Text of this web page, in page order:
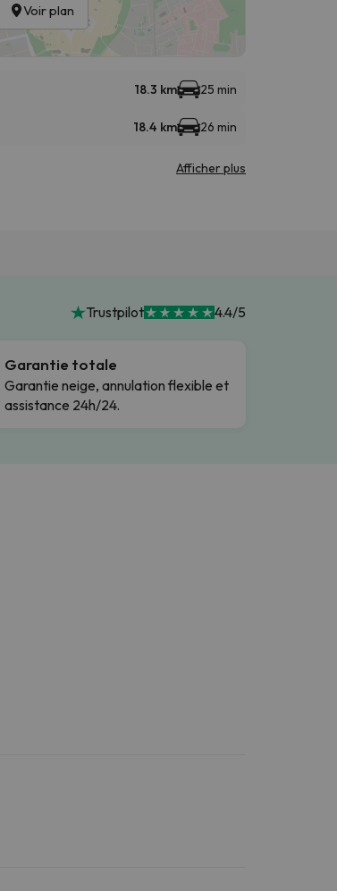
Voir plan
18.3 km 25 min
18.4 km 26 min
Afficher plus
Trustpilot 4.4/5
Garantie totale
Garantie neige, annulation flexible et
assistance 24h/24.